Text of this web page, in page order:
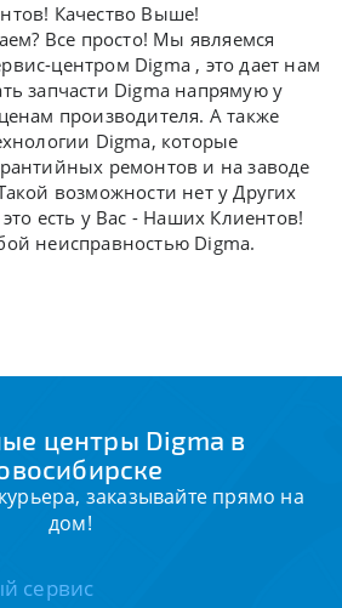
Качество Выше!
Все просто! Мы являемся
центром Digma , это дает нам
запчасти Digma напрямую у
производителя. А также
Digma, которые
ремонтов и на заводе
возможности нет у Других
есть у Вас - Наших Клиентов!
неисправностью Digma.
центры Digma в
заказывайте прямо на
дом!
сервис